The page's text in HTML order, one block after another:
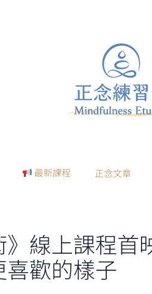
最新課程 正念文章
線上課程首
歡的樣子